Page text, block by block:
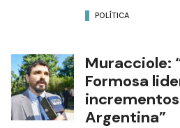
POLÍTICA
Muracciole:
Formosa
Argentina”